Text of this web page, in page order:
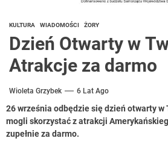
KULTURA WIADOMOŚCI ŻORY
Dzień Otwarty w
Atrakcje za darmo
Wioleta Grzybek 6 Lat Ago
26 września odbędzie się dzień otwarty w
mogli skorzystać z atrakcji
zupełnie za darmo.